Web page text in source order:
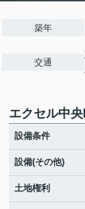
築年
交通
エクセル中
設備条件
設備(その他)
土地権利